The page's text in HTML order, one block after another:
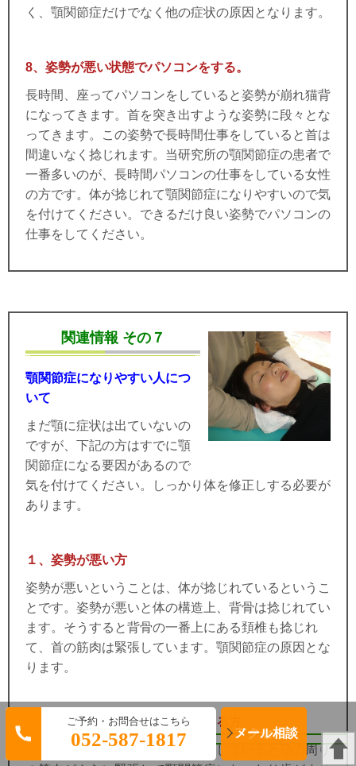
052-587-1817 アクセス
メール相談
く、顎関節症だけでなく他の症状の原因となります。
8、姿勢が悪い状態でパソコンをする。
長時間、
座ってパソコンをしていると姿勢が崩れ猫背
になってきます。首を突き出すような姿勢に段々とな
ってきます。この姿勢で長時間仕事をしていると首は
間違いなく捻じれます。当研究所の顎関節症の患者で
一番多いのが、長時間パソコンの仕事をしている女性
の方です。体が捻じれて顎関節症になりやすいので気
を付けてください。できるだけ良い姿勢でパソコンの
仕事をしてください。
関連情報 その７
顎関節症になりやすい人につ
いて
まだ顎に症状は出ていないの
ですが、下記の方はすでに顎
関節症になる要因があるので
気を付けてください。しっかり体を修正しする必要が
あります。
１、姿勢が悪い方
姿勢が悪いということは、体が捻じれているというこ
とです。姿勢が悪いと体の構造上、背骨は捻じれてい
ます。そうすると背骨の一番上にある頚椎も捻じれ
て、首の筋肉は緊張しています。顎関節症の原因とな
ります。
２、眠っているとき歯ぎしりをする方
歯ぎしりは一種の症状です。放置していると顎の周り